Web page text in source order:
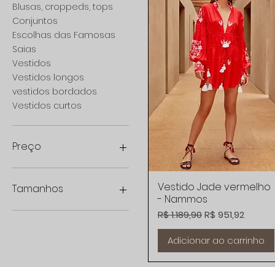
Blusas, croppeds, tops
Conjuntos
Escolhas das Famosas
Saias
Vestidos
Vestidos longos
vestidos bordados
Vestidos curtos
Preço
R$ 154 R$ 2.900
Tamanhos
G
Visualização rápida
Vestido Jade vermelho
- Nammos
Preço normal
R$ 1.189,90Preço
R$ 951,92
Adicionar ao carrinho